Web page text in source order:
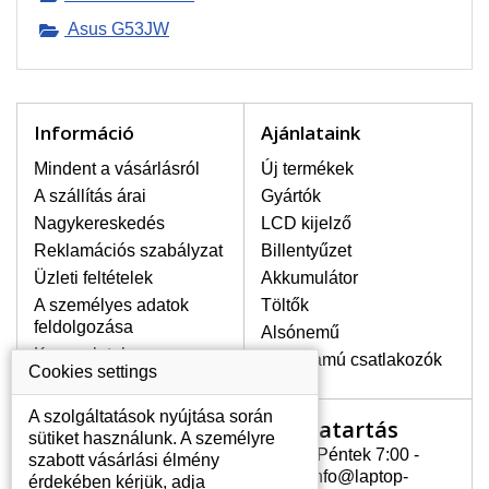
LEGMAGASABB MINŐSÉGŰ
kijelzőket tartunk, amelyek a
jótállás egész ideje alatt a pixelek
hibásodása nélkül, teljesítik az
A+ minőségi kategória igényes
HOGYAN TUDJA MEGÁLLAPÍTANI
MILYEN KIJELZŐ SZÜKSÉGES A
LAPTOPJÁHOZ?
A kijelzőt a laptop modeljle alapján lehet
kikeresni, amely megjelölés megtalálható
a laptop alulsó részén található címkén
vagy az akkumulátor alatt. Rendszerint
ábrázolva van egy keretben vagy a
billentyűzetnél a vázon is. Abban az
esetben, amennyiben a sérült vagy
megrepedt kijelző le van szerelve, a típus
megjelölését megtalálhatja a kijelző
Asus G53JW
Információ
Mindent a vásárlásról
A szállítás árai
Nagykereskedés
Reklamációs szabályzat
Üzleti feltételek
A személyes adatok
feldolgozása
Kapcsolatok
Ajánlataink
Új termékek
Gyártók
LCD kijelző
Billentyűzet
Akkumulátor
Töltők
Alsónemű
Erősáramú csatlakozók
Az Ön számlája
Az Ön számlája
Nyitvatartás
Hétfõ - Péntek 7:00 -
15:30 info@laptop-
Cookies settings
A szolgáltatások nyújtása során
sütiket használunk. A személyre
szabott vásárlási élmény
érdekében kérjük, adja